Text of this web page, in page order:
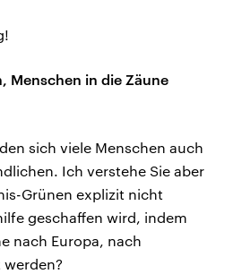
Menschen in die Zäune
sich viele Menschen auch
Ich verstehe Sie aber
Grünen explizit nicht
geschaffen wird, indem
nach Europa, nach